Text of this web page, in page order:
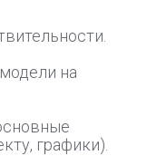
на
графики).